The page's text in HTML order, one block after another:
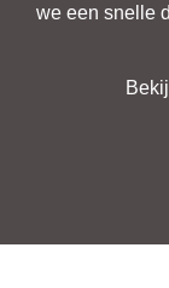
we een snelle